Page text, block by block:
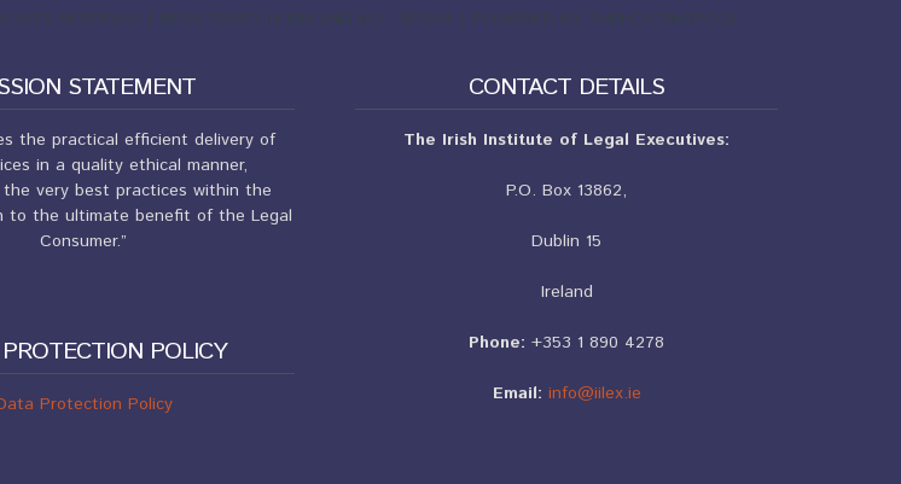
RESERVED | REGISTERED IN IRELAND NO.: 187694 | POWERED BY THEHOSTINGPOOL
STATEMENT
the practical efficient delivery of
in a quality ethical manner,
very best practices within the
to the ultimate benefit of the Legal
Consumer.”
POLICY
Protection Policy
CONTACT DETAILS
The Irish Institute of Legal Executives:
P.O. Box 13862,
Dublin 15
Ireland
Phone: +353 1 890 4278
Email: info@iilex.ie